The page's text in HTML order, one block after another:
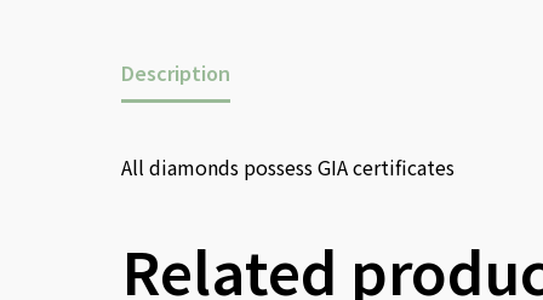
Description
All diamonds possess GIA certificates
Related